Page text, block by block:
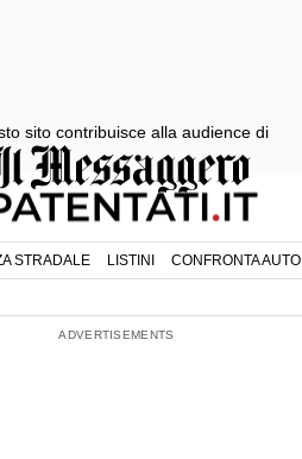
STRADALE LISTINI CONFRONTA AUTO
sito contribuisce alla audience di